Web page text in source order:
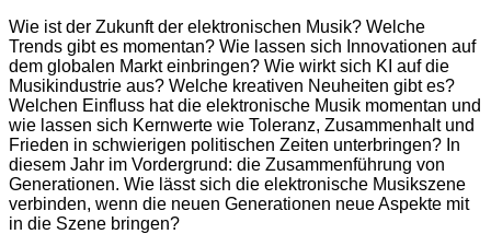
Wie ist der Zukunft der elektronischen Musik? Welche
Trends gibt es momentan? Wie lassen sich Innovationen auf
dem globalen Markt einbringen? Wie wirkt sich KI auf die
Musikindustrie aus? Welche kreativen Neuheiten gibt es?
Welchen Einfluss hat die elektronische Musik momentan und
wie lassen sich Kernwerte wie Toleranz, Zusammenhalt und
Frieden in schwierigen politischen Zeiten unterbringen? In
diesem Jahr im Vordergrund: die Zusammenführung von
Generationen. Wie lässt sich die elektronische Musikszene
verbinden, wenn die neuen Generationen neue Aspekte mit
in die Szene bringen?